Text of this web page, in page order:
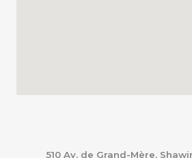
510 Av. de Grand-Mère,